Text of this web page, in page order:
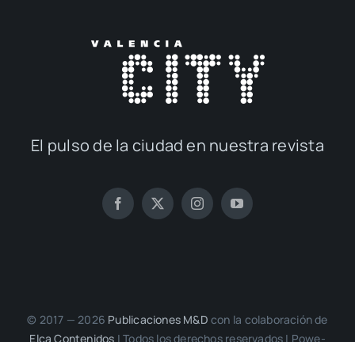
El pul­so de la ciu­dad en nues­tra revis­ta
© 2017 — 2026 Publi­ca­cio­nes M&D con la cola­bo­ra­ción de
Elca Con­te­ni­dos | Todos los dere­chos reser­va­dos | Powe­